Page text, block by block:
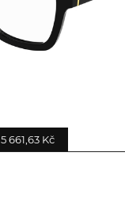
5 661,63 Kč